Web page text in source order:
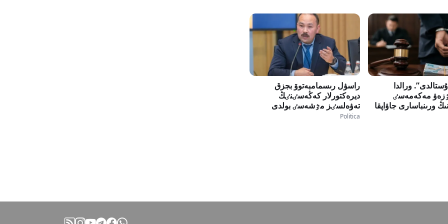
ورالدا
مەكەمەسٸ
ورىنباسارى جاۋاپقا
راسۋل رىسمامبەتوۆ بجزق
ديرەكتورلار كەڭەسٸنٸڭ
تەۋەلسٸز مٷشەسٸ بولدى
Politica